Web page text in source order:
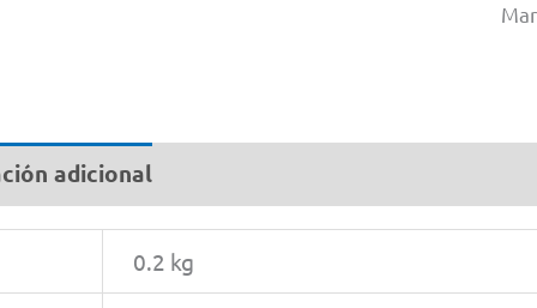
adicional
0.2 kg